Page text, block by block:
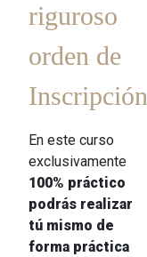
riguroso
orden de
Inscripción
En este curso
exclusivamente
100% práctico
podrás realizar
tú mismo de
forma práctica